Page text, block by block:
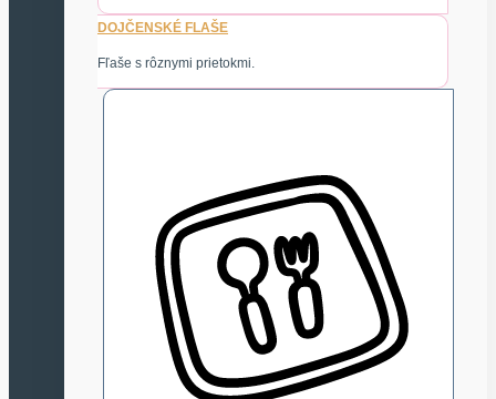
DOJČENSKÉ FLAŠE
Fľaše s rôznymi prietokmi.